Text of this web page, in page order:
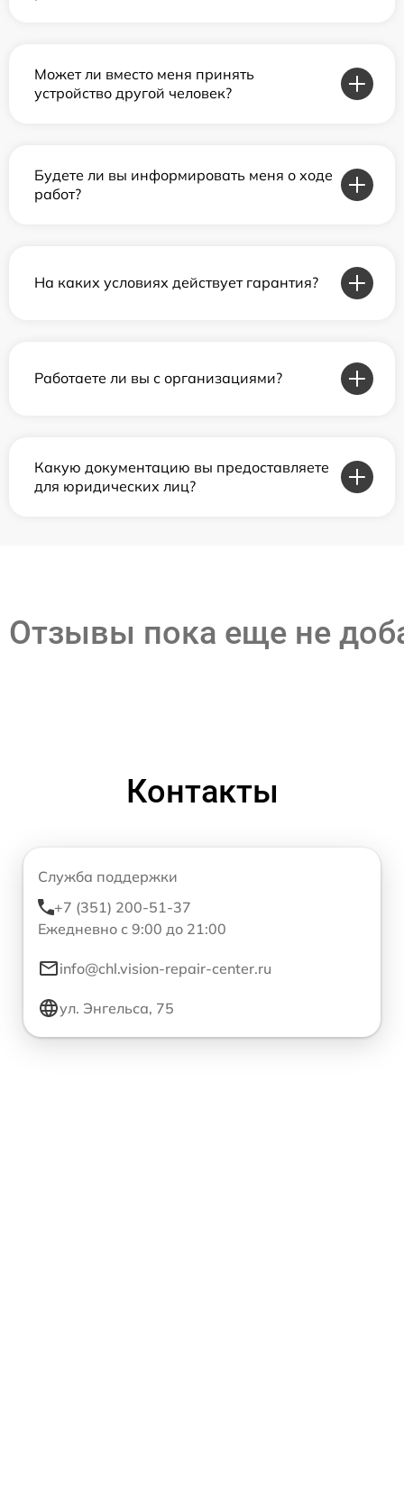
Может ли вместо меня принять
устройство другой человек?
Будете ли вы информировать меня о ходе
работ?
На каких условиях действует гарантия?
Работаете ли вы с организациями?
Какую документацию вы предоставляете
для юридических лиц?
Отзывы пока еще не
Контакты
Служба поддержки
+7 (351) 200-51-37
Ежедневно с 9:00 до 21:00
info@chl.vision-repair-center.ru
ул. Энгельса, 75